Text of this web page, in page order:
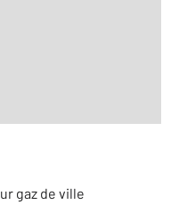
gaz de ville